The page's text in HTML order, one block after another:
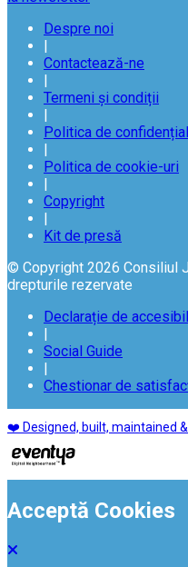
Despre noi
Contactează-ne
Termeni și condiții
Politica de
Politica de cookie-uri
Copyright
Kit de presă
© Copyright 2026 Consiliul
drepturile rezervate
Declarație de
Social Guide
Chestionar de
❤️ Designed, built, maintained
Acceptă Cookies